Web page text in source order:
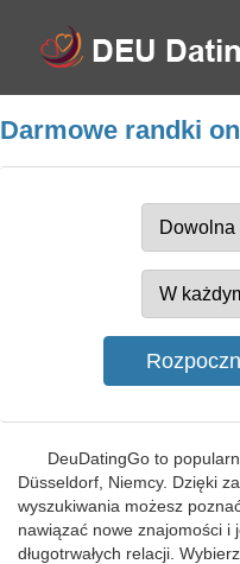
Darmowe randki
DeuDatingGo to
Düsseldorf, Niemcy. Dzięki
wyszukiwania możesz
nawiązać nowe znajomości i
długotrwałych relacji.